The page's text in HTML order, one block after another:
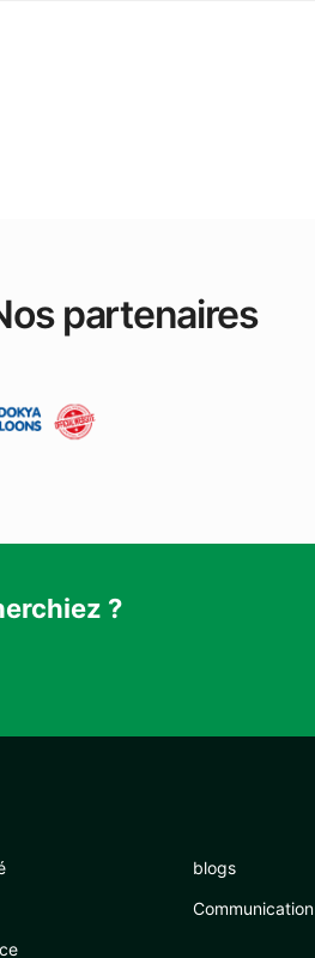
partenaires
?
blogs
Communication